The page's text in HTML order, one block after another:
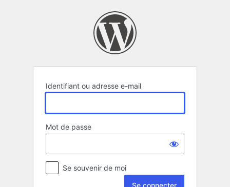
Identifiant ou adresse e-mail
Mot de passe
Se souvenir de moi